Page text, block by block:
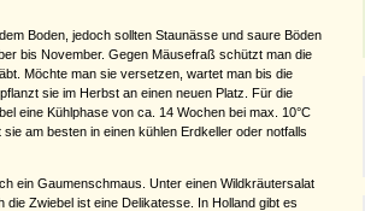
Boden, jedoch sollten Staunässe und saure Böden
bis November. Gegen Mäusefraß schützt man die
Möchte man sie versetzen, wartet man bis die
sie im Herbst an einen neuen Platz. Für die
eine Kühlphase von ca. 14 Wochen bei max. 10°C
am besten in einen kühlen Erdkeller oder notfalls
ein Gaumenschmaus. Unter einen Wildkräutersalat
Zwiebel ist eine Delikatesse. In Holland gibt es